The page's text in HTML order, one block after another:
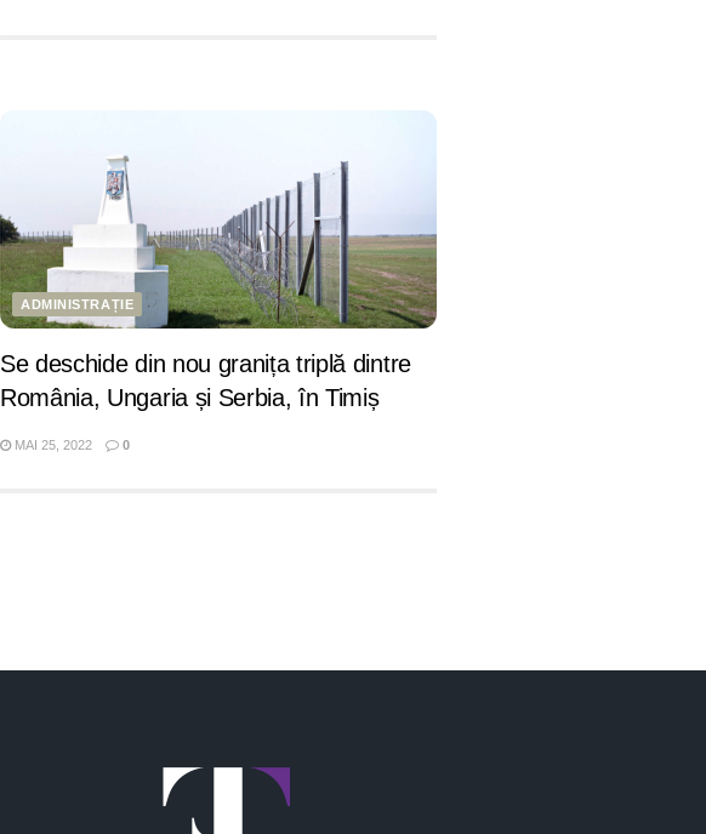
ADMINISTRAȚIE
Se deschide din nou granița triplă dintre
România, Ungaria și Serbia, în Timiș
MAI 25, 2022 0